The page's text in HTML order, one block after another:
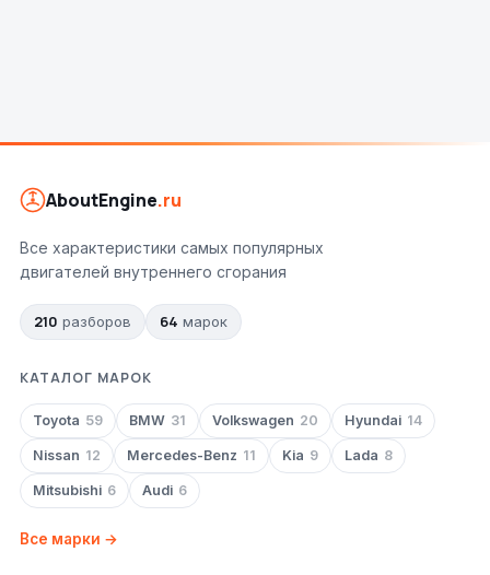
AboutEngine.ru
Все характеристики самых популярных
двигателей внутреннего сгорания
210 разборов 64 марок
КАТАЛОГ МАРОК
Toyota 59 BMW 31 Volkswagen 20 Hyundai 14
Nissan 12 Mercedes-Benz 11 Kia 9 Lada 8
Mitsubishi 6 Audi 6
Все марки →